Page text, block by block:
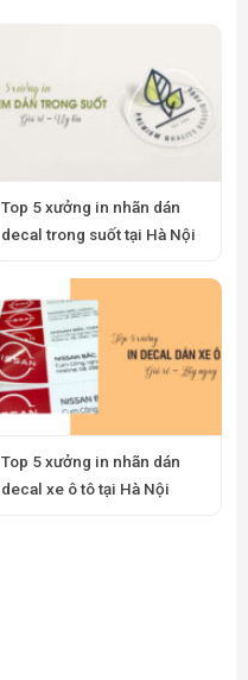
Top 5 xưởng in nhãn dán
decal trong suốt tại Hà Nội
Top 5 xưởng in nhãn dán
decal xe ô tô tại Hà Nội